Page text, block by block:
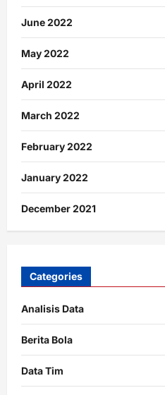
June 2022
May 2022
April 2022
March 2022
February 2022
January 2022
December 2021
Categories
Analisis Data
Berita Bola
Data Tim